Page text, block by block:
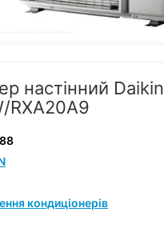
настінний Daikin
RXA20A9
кондиціонерів